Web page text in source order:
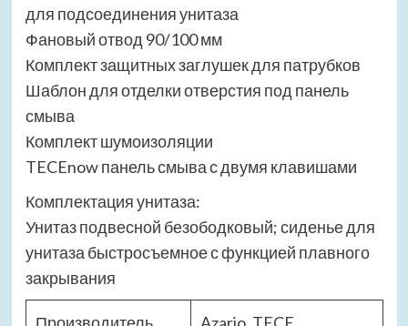
для подсоединения унитаза
Фановый отвод 90/100 мм
Комплект защитных заглушек для патрубков
Шаблон для отделки отверстия под панель
смыва
Комплект шумоизоляции
TECEnow панель смыва с двумя клавишами
Комплектация унитаза:
Унитаз подвесной безободковый; сиденье для
унитаза быстросъемное с функцией плавного
закрывания